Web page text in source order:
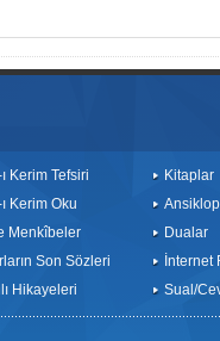
ı Kerim Tefsiri
ı Kerim Oku
Menkîbeler
Son Sözleri
Hikayeleri
Kitaplar
Dualar
İnternet
Sual/